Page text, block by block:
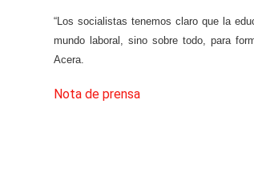
“Los socialistas tenemos claro que la
mundo laboral, sino sobre todo, para
Acera.
Nota de prensa